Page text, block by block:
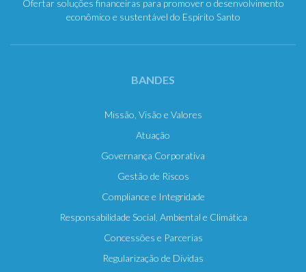
Ofertar soluções financeiras para promover o desenvolvimento
econômico e sustentável do Espírito Santo
BANDES
Missão, Visão e Valores
Atuação
Governança Corporativa
Gestão de Riscos
Compliance e Integridade
Responsabilidade Social, Ambiental e Climática
Concessões e Parcerias
Regularização de Dívidas